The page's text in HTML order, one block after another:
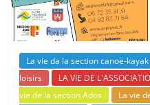
La vie da la section canoë-kayak
loisirs
LA VIE DE
vie de la section Ados
La vie